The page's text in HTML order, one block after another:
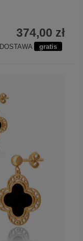
374,00 zł
DOSTAWA gratis